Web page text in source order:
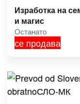
Изработка на
и магис
Останато
се продава